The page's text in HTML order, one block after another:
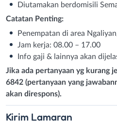
Diutamakan berdomisili
Catatan Penting:
Penempatan di area
Jam kerja: 08.00 – 17.00
Info gaji & lainnya akan
Jika ada pertanyaan yg kurang
6842 (pertanyaan yang
akan direspons).
Kirim Lamaran